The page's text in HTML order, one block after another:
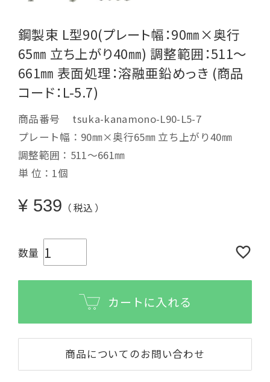
鋼製束 L型90(プレート幅：90㎜×奥行
65㎜ 立ち上がり40㎜) 調整範囲：511～
661㎜ 表面処理：溶融亜鉛めっき (商品
コード：L-5.7)
商品番号
tsuka-kanamono-L90-L5-7
プレート幅：90㎜×奥行65㎜ 立ち上がり40㎜
調整範囲：511～661㎜
単 位：1個
¥ 539 税込
カートに入れる
商品についてのお問い合わせ